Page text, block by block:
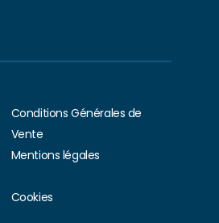
Conditions Générales de
Vente
Mentions légales
Cookies